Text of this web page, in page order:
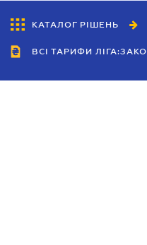
КАТАЛОГ РІШЕНЬ
ВСІ ТАРИФИ